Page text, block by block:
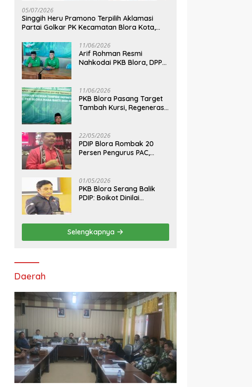
Ancaman Kekeringan
05/07/2026
Singgih Heru Pramono Terpilih Aklamasi
Partai Golkar PK Kecamatan Blora Kota,
11/06/2026
Arif Rohman Resmi
Nahkodai PKB Blora, DPP
11/06/2026
PKB Blora Pasang Target
Tambah Kursi, Regenerasi
22/05/2026
PDIP Blora Rombak 20
Persen Pengurus PAC,
Kursi Ketua DPRD
01/05/2026
PKB Blora Serang Balik
PDIP: Boikot Dinilai
“Pembunuhan Karakter”
Selengkapnya
Daerah